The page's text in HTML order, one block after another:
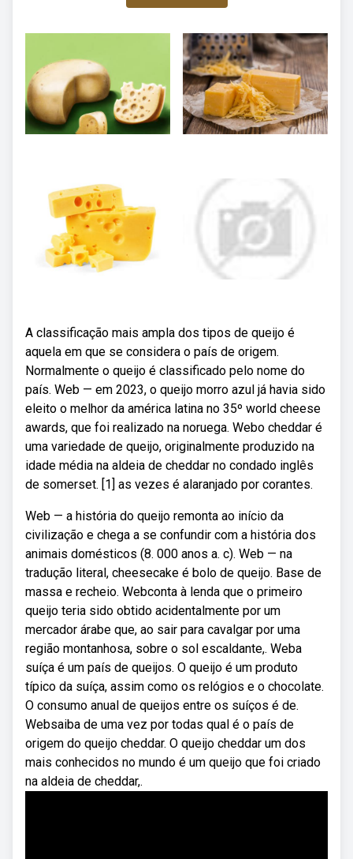
A classificação mais ampla dos tipos de queijo é
aquela em que se considera o país de origem.
Normalmente o queijo é classificado pelo nome do
país. Web — em 2023, o queijo morro azul já havia sido
eleito o melhor da américa latina no 35º world cheese
awards, que foi realizado na noruega. Webo cheddar é
uma variedade de queijo, originalmente produzido na
idade média na aldeia de cheddar no condado inglês
de somerset. [1] as vezes é alaranjado por corantes.
Web — a história do queijo remonta ao início da
civilização e chega a se confundir com a história dos
animais domésticos (8. 000 anos a. c). Web — na
tradução literal, cheesecake é bolo de queijo. Base de
massa e recheio. Webconta à lenda que o primeiro
queijo teria sido obtido acidentalmente por um
mercador árabe que, ao sair para cavalgar por uma
região montanhosa, sobre o sol escaldante,. Weba
suíça é um país de queijos. O queijo é um produto
típico da suíça, assim como os relógios e o chocolate.
O consumo anual de queijos entre os suíços é de.
Websaiba de uma vez por todas qual é o país de
origem do queijo cheddar. O queijo cheddar um dos
mais conhecidos no mundo é um queijo que foi criado
na aldeia de cheddar,.